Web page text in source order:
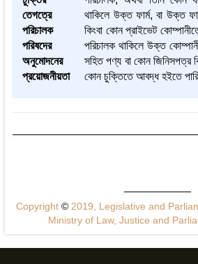
তেগত্রে
পরিচালক
পরিষদের
অনুমোদনের
প্রয়োজনীয়তা
থাকিলে উক্ত ফার্ম, বা উক্ত
কিংবা কোন প্রাইভেট
পরিচালক থাকিলে উক্ত
সহিত পণ্য বা কোন জিনিসপত্র
কোন চুক্তিতে আবদ্ধ হইতে
Copyright ©2019, Legislative and
Ministry of Law, Justice and